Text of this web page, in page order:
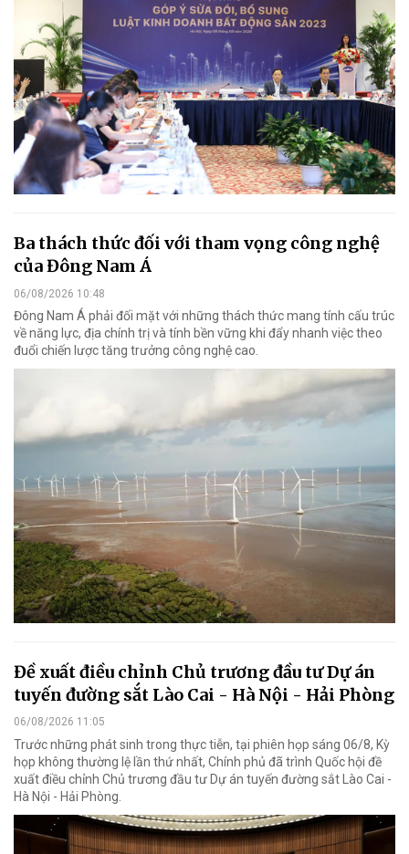
Ba thách thức đối với tham vọng công nghệ
của Đông Nam Á
06/08/2026 10:48
Đông Nam Á phải đối mặt với những thách thức mang tính cấu trúc
về năng lực, địa chính trị và tính bền vững khi đẩy nhanh việc theo
đuổi chiến lược tăng trưởng công nghệ cao.
Đề xuất điều chỉnh Chủ trương đầu tư Dự án
tuyến đường sắt Lào Cai - Hà Nội - Hải Phòng
06/08/2026 11:05
Trước những phát sinh trong thực tiễn, tại phiên họp sáng 06/8, Kỳ
họp không thường lệ lần thứ nhất, Chính phủ đã trình Quốc hội đề
xuất điều chỉnh Chủ trương đầu tư Dự án tuyến đường sắt Lào Cai -
Hà Nội - Hải Phòng.